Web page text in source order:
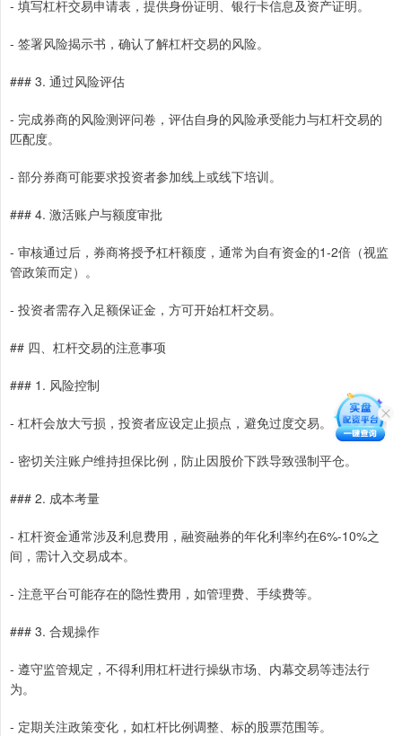
- 填写杠杆交易申请表，提供身份证明、银行卡信息及资产证明。
- 签署风险揭示书，确认了解杠杆交易的风险。
### 3. 通过风险评估
- 完成券商的风险测评问卷，评估自身的风险承受能力与杠杆交易的
匹配度。
- 部分券商可能要求投资者参加线上或线下培训。
### 4. 激活账户与额度审批
- 审核通过后，券商将授予杠杆额度，通常为自有资金的1-2倍（视监
管政策而定）。
- 投资者需存入足额保证金，方可开始杠杆交易。
## 四、杠杆交易的注意事项
### 1. 风险控制
- 杠杆会放大亏损，投资者应设定止损点，避免过度交易。
- 密切关注账户维持担保比例，防止因股价下跌导致强制平仓。
### 2. 成本考量
- 杠杆资金通常涉及利息费用，融资融券的年化利率约在6%-10%之
间，需计入交易成本。
- 注意平台可能存在的隐性费用，如管理费、手续费等。
### 3. 合规操作
- 遵守监管规定，不得利用杠杆进行操纵市场、内幕交易等违法行
为。
- 定期关注政策变化，如杠杆比例调整、标的股票范围等。